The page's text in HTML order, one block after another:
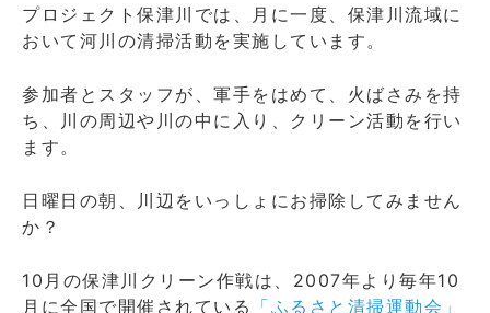
プロジェクト保津川では、月に一度、保津川流域に
おいて河川の清掃活動を実施しています。
参加者とスタッフが、軍手をはめて、火ばさみを持
ち、川の周辺や川の中に入り、クリーン活動を行い
ます。
日曜日の朝、川辺をいっしょにお掃除してみません
か？
10月の保津川クリーン作戦は、2007年より毎年10
月に全国で開催されている 「ふるさと清掃運動会」